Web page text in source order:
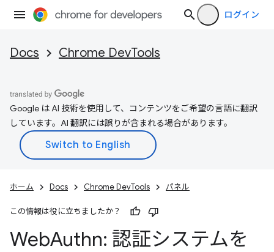
ログイン
Docs Chrome DevTools
Google は AI 技術を使用して、コンテンツをご希望の言語に翻訳
しています。AI 翻訳には誤りが含まれる場合があります。
ホーム Docs Chrome DevTools パネル
この情報は役に立ちましたか？
WebAuthn: 認証システムを